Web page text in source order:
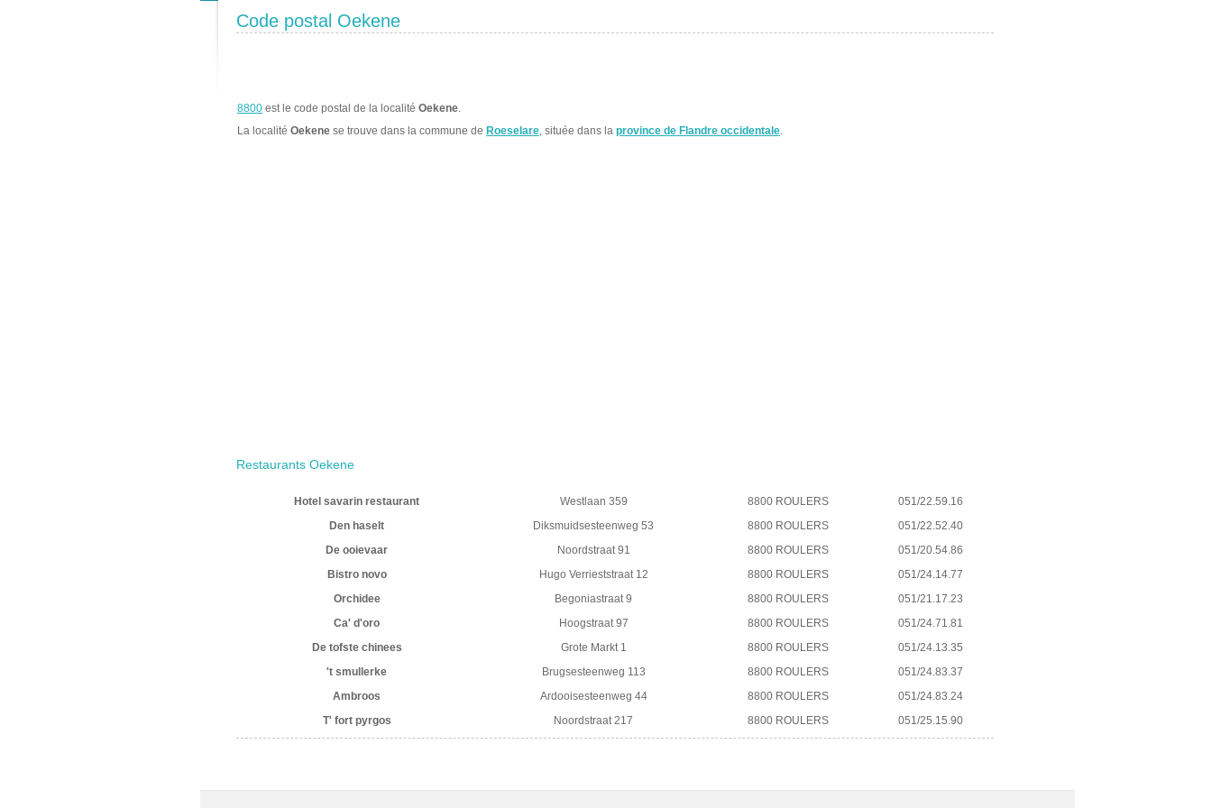
Code postal Oekene
8800 est le code postal de la localité Oekene.
La localité Oekene se trouve dans la commune de Roeselare, située dans la province de Flandre occidentale.
Restaurants Oekene
Hotel savarin restaurant Westlaan 359 8800 ROULERS
051/22.59.16
Den haselt
Diksmuidsesteenweg 53 8800 ROULERS
051/22.52.40
De ooievaar
Noordstraat 91 8800 ROULERS
051/20.54.86
Bistro novo
Hugo Verrieststraat 12 8800 ROULERS
051/24.14.77
Orchidee
Begoniastraat 9 8800 ROULERS
051/21.17.23
Ca' d'oro
Hoogstraat 97 8800 ROULERS
051/24.71.81
De tofste chinees
Grote Markt 1 8800 ROULERS
051/24.13.35
't smullerke
Brugsesteenweg 113 8800 ROULERS
051/24.83.37
Ambroos
Ardooisesteenweg 44 8800 ROULERS
051/24.83.24
T' fort pyrgos
Noordstraat 217 8800 ROULERS 051/25.15.90